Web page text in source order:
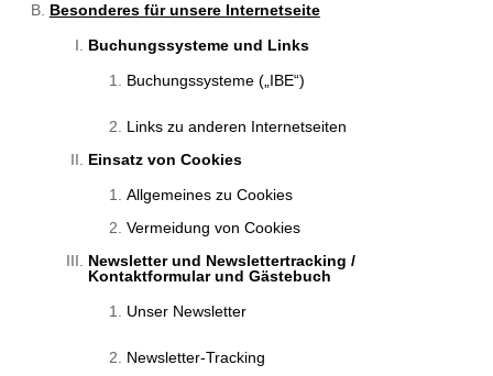
Besonderes für unsere Internetseite
Buchungssysteme und Links
Buchungssysteme („IBE“)
Links zu anderen Internetseiten
Einsatz von Cookies
Allgemeines zu Cookies
Vermeidung von Cookies
Newsletter und Newslettertracking /
Kontaktformular und Gästebuch
Unser Newsletter
Newsletter-Tracking